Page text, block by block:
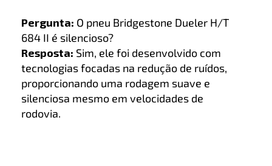
Pergunta: O pneu Bridgestone Dueler H/T
684 II é silencioso?
Resposta: Sim, ele foi desenvolvido com
tecnologias focadas na redução de ruídos,
proporcionando uma rodagem suave e
silenciosa mesmo em velocidades de
rodovia.